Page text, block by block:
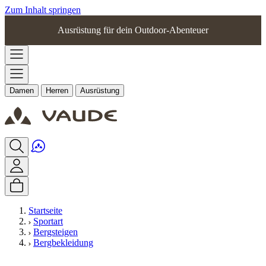
Zum Inhalt springen
Ausrüstung für dein Outdoor-Abenteuer
Damen Herren Ausrüstung
Startseite
Sportart
Bergsteigen
Bergbekleidung